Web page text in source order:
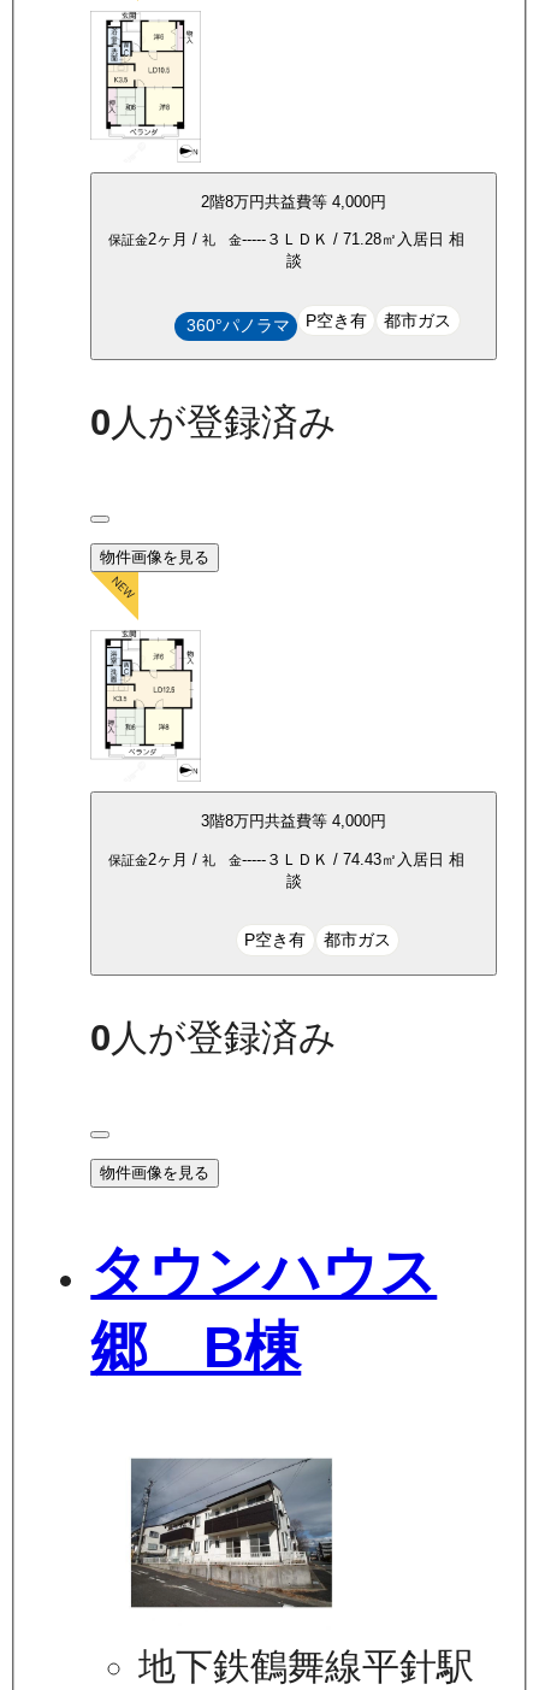
2階8万円共益費等 4,000円
保証金2ヶ月 / 礼 金-----３ＬＤＫ / 71.28㎡ 入居日 相
談
360°パノラマ P空き有 都市ガス
0人が登録済み
物件画像を見る
3階8万円共益費等 4,000円
保証金2ヶ月 / 礼 金-----３ＬＤＫ / 74.43㎡ 入居日 相
談
P空き有 都市ガス
0人が登録済み
物件画像を見る
タウンハウス
郷 B棟
地下鉄鶴舞線平針駅